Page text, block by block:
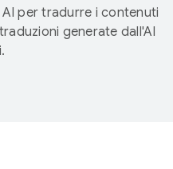
per tradurre i contenuti
generate dall'AI